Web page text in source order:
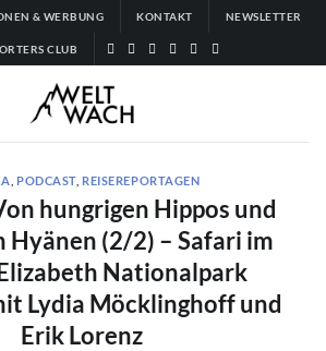
& WERBUNG KONTAKT NEWSLETTER
CLUB
PODCAST, REISEREPORTAGEN
hungrigen Hippos und
Hyänen (2/2) – Safari im
Nationalpark
Lydia Möcklinghoff und
Erik Lorenz